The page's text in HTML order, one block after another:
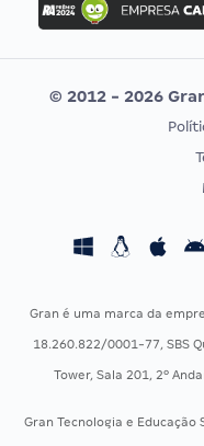
Concurso MPU
Editais publicados
CONCURSOS POR
Concursos Fiscais
Concursos Saúde
Residência
© 2012 - 2026
Gran é uma marca da
18.260.822/0001-77, SBS
Tower, Sala 201, 2º
Gran Tecnologia e